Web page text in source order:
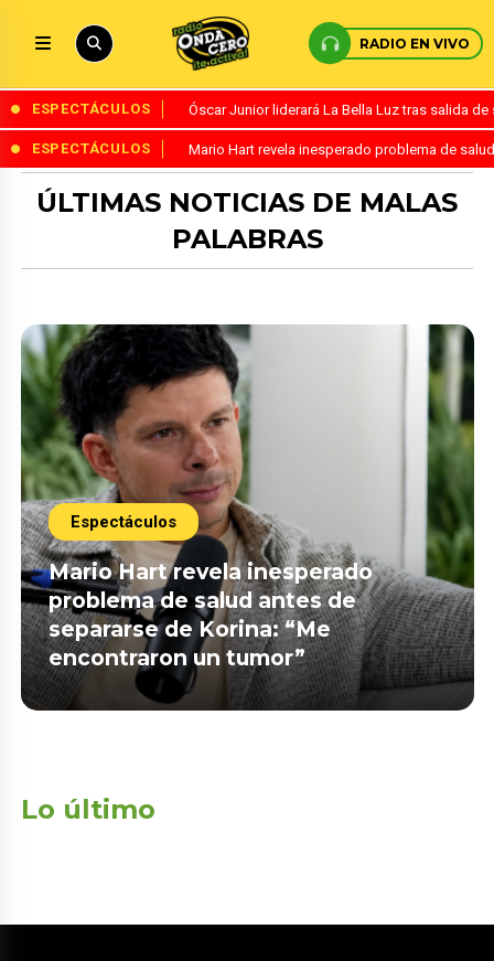
RADIO EN VIVO
ESPECTÁCULOS Óscar Junior liderará La Bella Luz tras salida
ESPECTÁCULOS Mario Hart revela inesperado problema de
ÚLTIMAS NOTICIAS DE MALAS
PALABRAS
Espectáculos
Mario Hart revela inesperado
problema de salud antes de
separarse de Korina: “Me
encontraron un tumor”
Lo último